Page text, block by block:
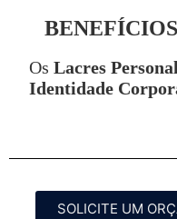
Os Lacres
Identidade
SOLICITE UM